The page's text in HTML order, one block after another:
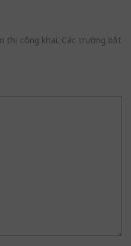
thị công khai. Các trường bắt